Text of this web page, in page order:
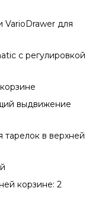
VarioDrawer для
с регулировкой
выдвижение
в верхней
корзине: 2